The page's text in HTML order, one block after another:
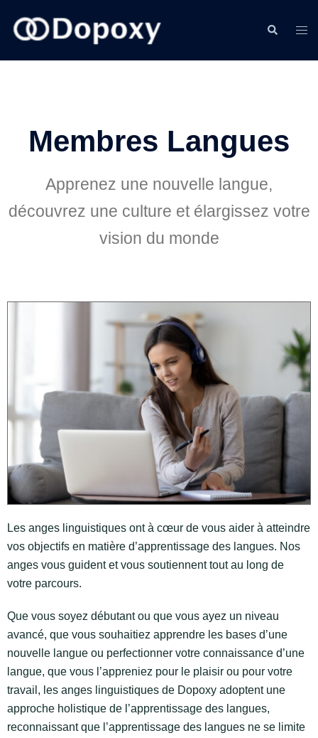
Membres Langues
Apprenez une nouvelle langue,
découvrez une culture et élargissez votre
vision du monde
Les anges linguistiques ont à cœur de vous aider à atteindre
vos objectifs en matière d’apprentissage des langues. Nos
anges vous guident et vous soutiennent tout au long de
votre parcours.
Que vous soyez débutant ou que vous ayez un niveau
avancé, que vous souhaitiez apprendre les bases d’une
nouvelle langue ou perfectionner votre connaissance d’une
langue, que vous l’appreniez pour le plaisir ou pour votre
travail, les anges linguistiques de Dopoxy adoptent une
approche holistique de l’apprentissage des langues,
reconnaissant que l’apprentissage des langues ne se limite